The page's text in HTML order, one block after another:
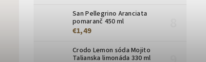
San Pellegrino Aranciata
pomaranč 450 ml
€1,49
Crodo Lemon sóda Mojito
Talianska limonáda 330 ml